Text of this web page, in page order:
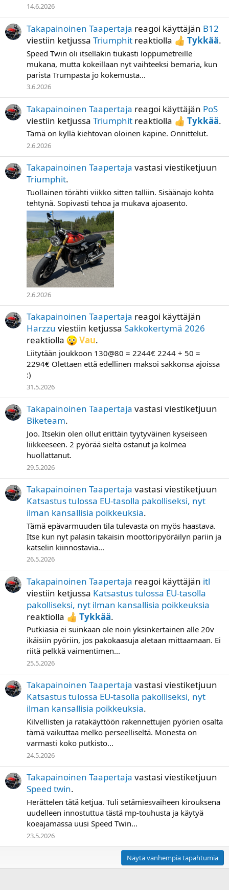
14.6.2026
Takapainoinen Taapertaja reagoi käyttäjän B12
viestiin ketjussa Triumphit reaktiolla Tykkää.
Speed Twin oli itselläkin tiukasti loppumetreille
mukana, mutta kokeillaan nyt vaihteeksi bemaria, kun
parista Trumpasta jo kokemusta...
3.6.2026
Takapainoinen Taapertaja reagoi käyttäjän PoS
viestiin ketjussa Triumphit reaktiolla Tykkää.
Tämä on kyllä kiehtovan oloinen kapine. Onnittelut.
2.6.2026
Takapainoinen Taapertaja vastasi viestiketjuun
Triumphit.
Tuollainen törähti viikko sitten talliin. Sisäänajo kohta
tehtynä. Sopivasti tehoa ja mukava ajoasento.
2.6.2026
Takapainoinen Taapertaja reagoi käyttäjän
Harzzu viestiin ketjussa Sakkokertymä 2026
reaktiolla
Vau.
Liitytään joukkoon 130@80 = 2244€ 2244 + 50 =
2294€ Olettaen että edellinen maksoi sakkonsa ajoissa
:)
31.5.2026
Takapainoinen Taapertaja vastasi viestiketjuun
Biketeam.
Joo. Itsekin olen ollut erittäin tyytyväinen kyseiseen
liikkeeseen. 2 pyörää sieltä ostanut ja kolmea
huollattanut.
29.5.2026
Takapainoinen Taapertaja vastasi viestiketjuun
Katsastus tulossa EU-tasolla pakolliseksi, nyt
ilman kansallisia poikkeuksia.
Tämä epävarmuuden tila tulevasta on myös haastava.
Itse kun nyt palasin takaisin moottoripyöräilyn pariin ja
katselin kiinnostavia...
26.5.2026
Takapainoinen Taapertaja reagoi käyttäjän itl
viestiin ketjussa Katsastus tulossa EU-tasolla
pakolliseksi, nyt ilman kansallisia poikkeuksia
reaktiolla
Tykkää.
Putkiasia ei suinkaan ole noin yksinkertainen alle 20v
ikäisiin pyöriin, jos pakokaasuja aletaan mittaamaan. Ei
riitä pelkkä vaimentimen...
25.5.2026
Takapainoinen Taapertaja vastasi viestiketjuun
Katsastus tulossa EU-tasolla pakolliseksi, nyt
ilman kansallisia poikkeuksia.
Kilvellisten ja ratakäyttöön rakennettujen pyörien osalta
tämä vaikuttaa melko perseelliseltä. Monesta on
varmasti koko putkisto...
24.5.2026
Takapainoinen Taapertaja vastasi viestiketjuun
Speed twin.
Herättelen tätä ketjua. Tuli setämiesvaiheen kirouksena
uudelleen innostuttua tästä mp-touhusta ja käytyä
koeajamassa uusi Speed Twin...
23.5.2026
Näytä vanhempia tapahtumia